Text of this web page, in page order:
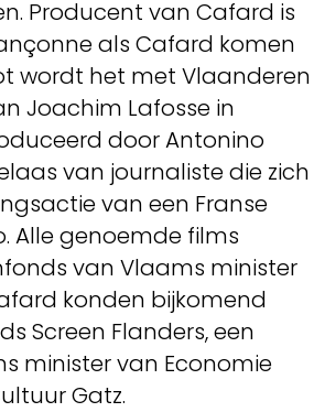
Producent van Cafard is
als Cafard komen
wordt het met Vlaanderen
Joachim Lafosse in
door Antonino
van journaliste die zich
van een Franse
Alle genoemde films
van Vlaams minister
konden bijkomend
Screen Flanders, een
minister van Economie
Gatz.